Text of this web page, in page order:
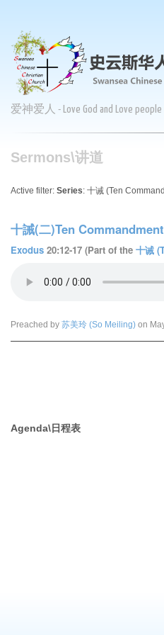
爱神爱人 - Love God and Love people
Sermons\讲道
Active filter: Series: 十诫 (Ten
十誡(二)Ten
Exodus 20:12-17 (Part of the 十诫
Preached by 苏美玲 (So Meiling) on
Agenda\日程表